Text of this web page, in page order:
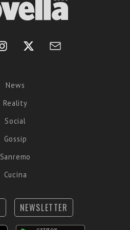
News
Reality
Social
Gossip
Sanremo
Cucina
NEWSLETTER